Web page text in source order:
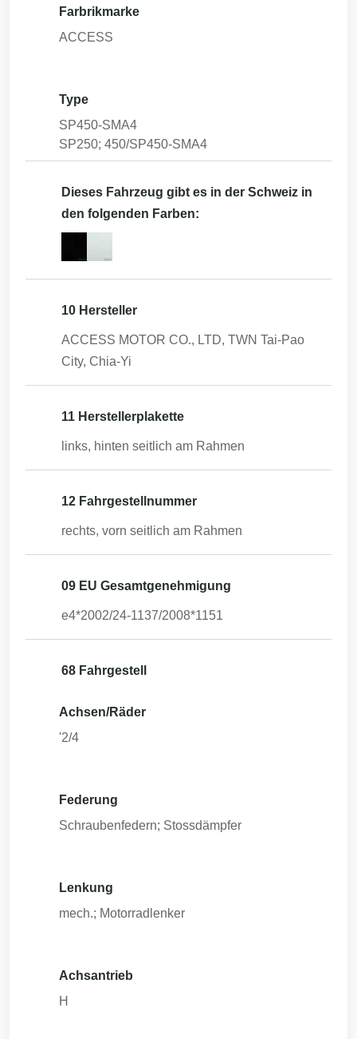
Farbrikmarke
ACCESS
Type
SP450-SMA4
SP250; 450/SP450-SMA4
Dieses Fahrzeug gibt es in der Schweiz in
den folgenden Farben:
10 Hersteller
ACCESS MOTOR CO., LTD, TWN Tai-Pao
City, Chia-Yi
11 Herstellerplakette
links, hinten seitlich am Rahmen
12 Fahrgestellnummer
rechts, vorn seitlich am Rahmen
09 EU Gesamtgenehmigung
e4*2002/24-1137/2008*1151
68 Fahrgestell
Achsen/Räder
'2/4
Federung
Schraubenfedern; Stossdämpfer
Lenkung
mech.; Motorradlenker
Achsantrieb
H